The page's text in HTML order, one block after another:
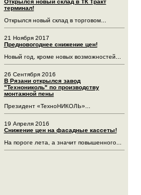
Открылся новый склад в ТК Тракт
терминал!
Открылся новый склад в торговом...
21 Ноября 2017
Предновогоднее снижение цен!
Новый год, кроме новых возможностей...
26 Сентября 2016
В Рязани открылся завод
"Технониколь" по производству
монтажной пены
Президент «ТехноНИКОЛЬ»...
19 Апреля 2016
Снижение цен на фасадные кассеты!
На пороге лета, а значит повышенного...